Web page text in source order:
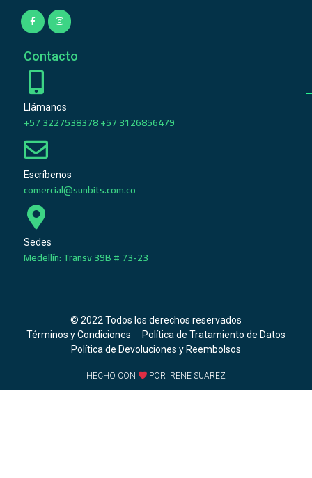
Contacto
Llámanos
+57 3227538378 +57 3126856479
Escríbenos
comercial@sunbits.com.co
Sedes
Medellín: Transv 39B # 73-23
© 2022 Todos los derechos reservados
Términos y Condiciones
Política de Tratamiento de Datos
Política de Devoluciones y Reembolsos
HECHO CON POR IRENE SUAREZ